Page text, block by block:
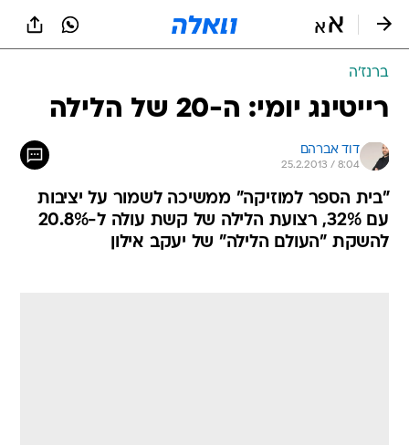
ברנז'ה
רייטינג יומי: ה-20 של הלילה
דוד אברהם
25.2.2013 / 8:04
"בית הספר למוזיקה" ממשיכה לשמור על יציבות
עם 32%, רצועת הלילה של קשת עולה ל-20.8%
להשקת "העולם הלילה" של יעקב אילון